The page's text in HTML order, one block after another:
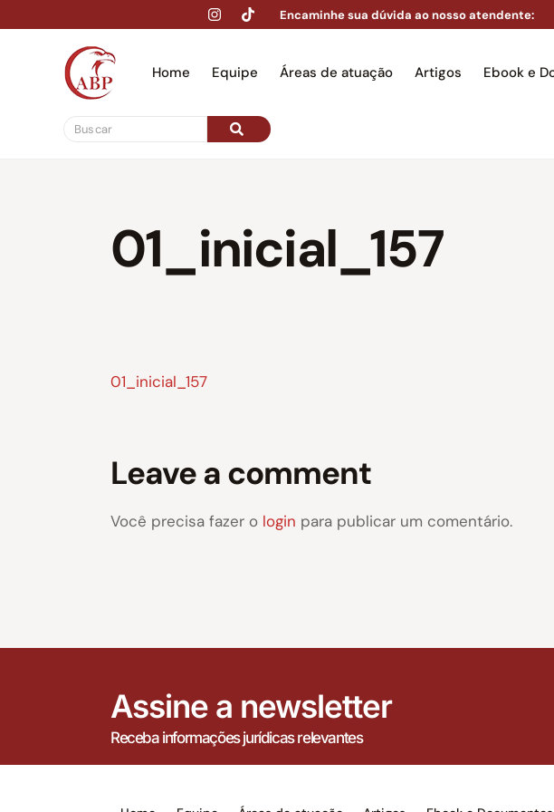
Encaminhe sua dúvida ao nosso atendente:
Home Equipe Áreas de atuação Artigos Ebook e
01_inicial_157
01_inicial_157
Leave a comment
Você precisa fazer o login para publicar um comentário.
Assine a newsletter
Receba informações jurídicas relevantes